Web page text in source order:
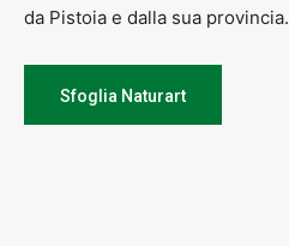
da Pistoia e dalla sua provincia.
Sfoglia Naturart